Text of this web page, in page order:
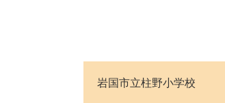
岩国市立柱野小学校